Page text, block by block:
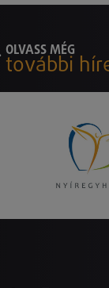
OLVASS MÉG
további